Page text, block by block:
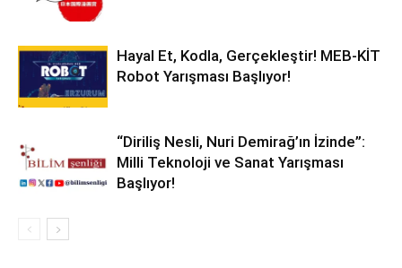
Hayal Et, Kodla, Gerçekleştir! MEB-KİT
Robot Yarışması Başlıyor!
“Diriliş Nesli, Nuri Demirağ’ın İzinde”:
Milli Teknoloji ve Sanat Yarışması
Başlıyor!